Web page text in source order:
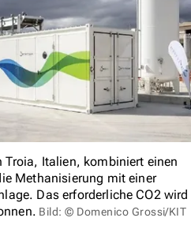
Italien, kombiniert einen
Methanisierung mit einer
Das erforderliche CO2 wird
Bild: © Domenico Grossi/KIT